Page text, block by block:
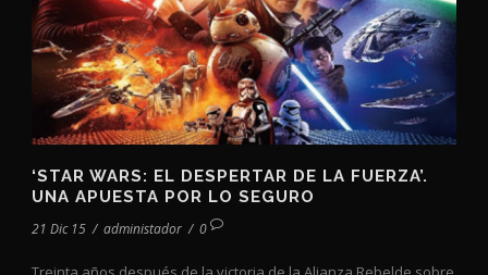
‘STAR WARS: EL DESPERTAR DE LA FUERZA’.
UNA APUESTA POR LO SEGURO
21 Dic 15 / administador / 0